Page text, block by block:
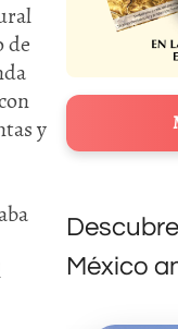
de
y
México